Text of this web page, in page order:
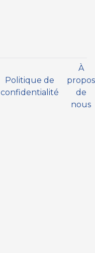
Politique de
confidentialité
À
propos
de
nous